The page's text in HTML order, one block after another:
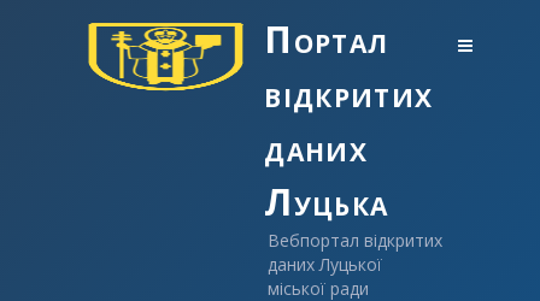
Портал
відкритих
даних
Луцька
Вебпортал відкритих
даних Луцької
міської ради